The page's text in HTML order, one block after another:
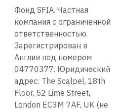
Фонд SFIA. Частная
компания с ограниченной
ответственностью.
Зарегистрирован в
Англии под номером
04770377. Юридический
адрес: The Scalpel, 18th
Floor, 52 Lime Street,
London EC3M 7AF, UK (не